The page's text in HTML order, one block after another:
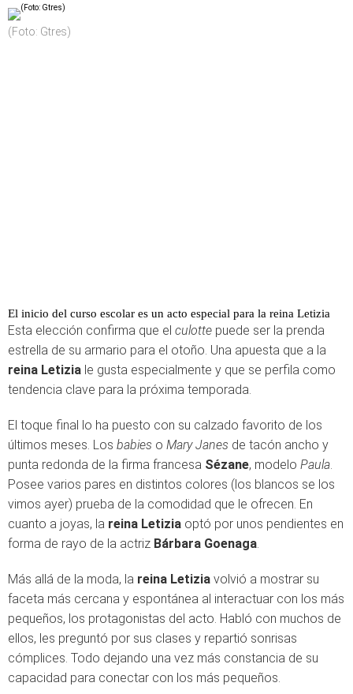
(Foto: Gtres)
El inicio del curso escolar es un acto especial para la reina Letizia
Esta elección confirma que el culotte puede ser la prenda
estrella de su armario para el otoño. Una apuesta que a la
reina Letizia le gusta especialmente y que se perfila como
tendencia clave para la próxima temporada.
El toque final lo ha puesto con su calzado favorito de los
últimos meses. Los babies o Mary Janes de tacón ancho y
punta redonda de la firma francesa Sézane, modelo Paula
Posee varios pares en distintos colores (los blancos se los
vimos ayer) prueba de la comodidad que le ofrecen. En
cuanto a joyas, la reina Letizia optó por unos pendientes en
forma de rayo de la actriz Bárbara Goenaga
Más allá de la moda, la reina Letizia volvió a mostrar su
faceta más cercana y espontánea al interactuar con los más
pequeños, los protagonistas del acto. Habló con muchos de
ellos, les preguntó por sus clases y repartió sonrisas
cómplices. Todo dejando una vez más constancia de su
capacidad para conectar con los más pequeños.